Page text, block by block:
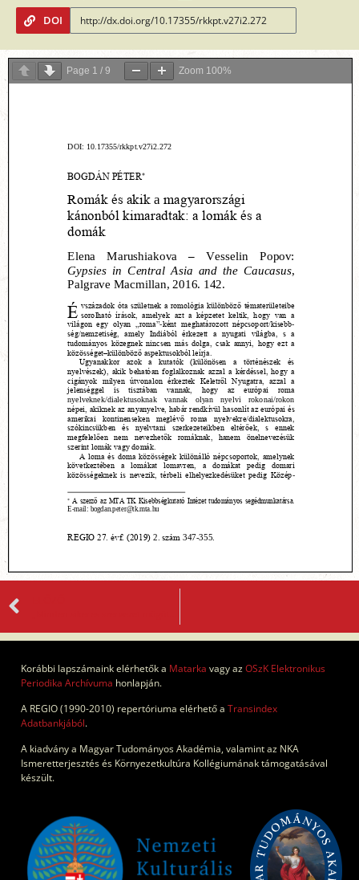
DOI
Page 1 / 9 Zoom 100%
Korábbi lapszámaink elérhetők a Matarka vagy azOSzK Elektronikus
Periodika Archívuma honlapján.
A REGIO (1990-2010) repertóriuma elérhető a Transindex
Adatbankjából.
A kiadvány a Magyar Tudományos Akadémia, valamint az NKA
Ismeretterjesztés és Környezetkultúra Kollégiumának támogatásával
készült.